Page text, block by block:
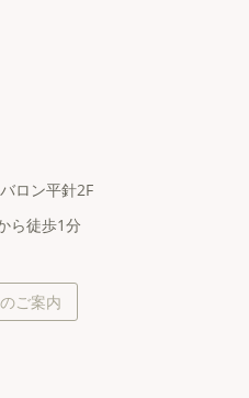
ロン平針2F
ら徒歩1分
ご案内